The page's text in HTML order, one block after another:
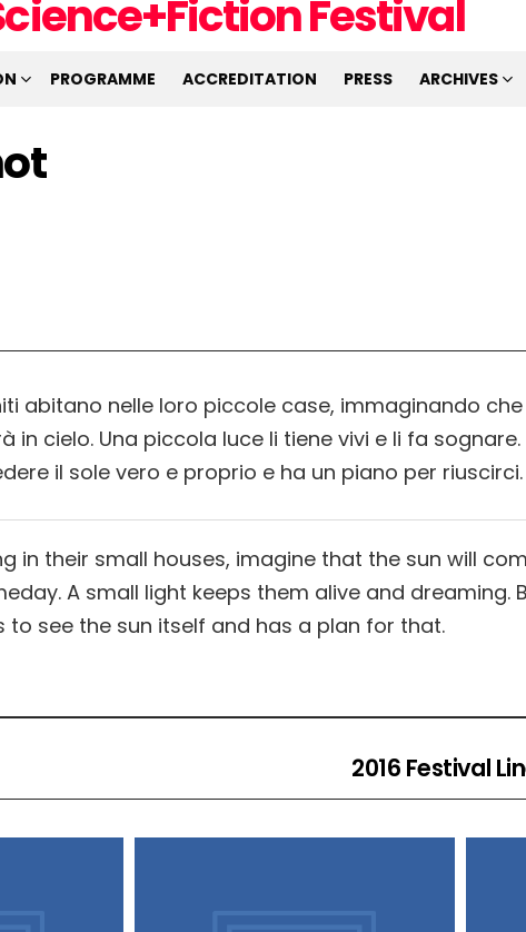
PROGRAMME ACCREDITATION PRESS ARCHIVES
abitano nelle loro piccole case, immaginando
in cielo. Una piccola luce li tiene vivi e li fa sognare.
il sole vero e proprio e ha un piano per riuscirci.
in their small houses, imagine that the sun will
A small light keeps them alive and dreaming.
to see the sun itself and has a plan for that.
2016 Festival